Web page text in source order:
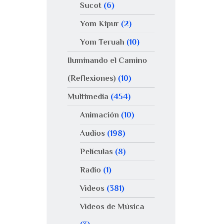
Sucot(6)
Yom Kipur(2)
Yom Teruah (10)
Iluminando el Camino
(Reflexiones) (10)
Multimedia (454)
Animación(10)
Audios (198)
Películas (8)
Radio (1)
Videos (381)
Videos de Música